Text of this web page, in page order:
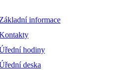
informace
hodiny
deska